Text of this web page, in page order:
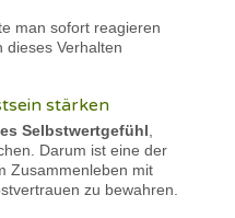
man sofort reagieren
dieses Verhalten
stärken
Selbstwertgefühl
Darum ist eine der
Zusammenleben mit
zu bewahren.